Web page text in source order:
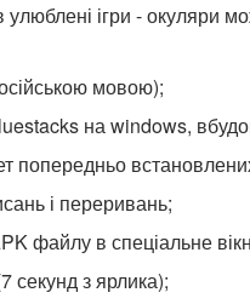
ігри - окуляри
мовою);
на windows,
попередньо
і переривань;
файлу в спеціальне
секунд з ярлика);